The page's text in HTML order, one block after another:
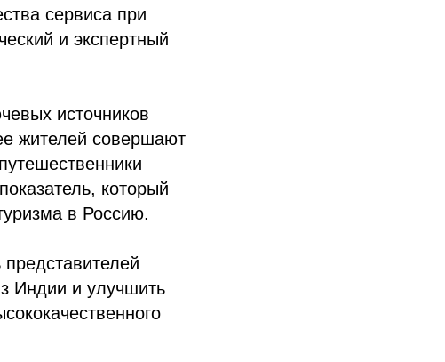
сервиса при
и экспертный
источников
жителей совершают
который
в Россию.
Индии и улучшить